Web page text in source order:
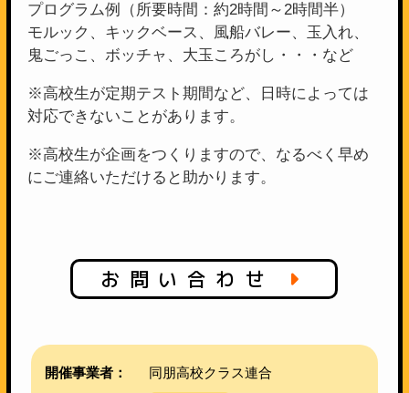
プログラム例（所要時間：約2時間～2時間半）
モルック、キックベース、風船バレー、玉入れ、
鬼ごっこ、ボッチャ、大玉ころがし・・・など
※高校生が定期テスト期間など、日時によっては
対応できないことがあります。
※高校生が企画をつくりますので、なるべく早め
にご連絡いただけると助かります。
お問い合わせ
開催事業者：
同朋高校クラス連合